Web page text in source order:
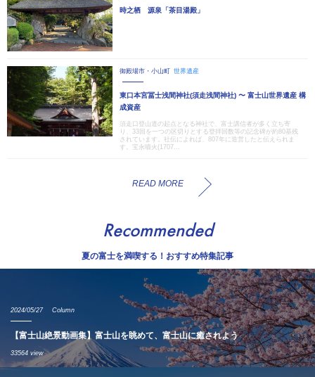
時之栖 源泉「茶目湯殿」
御殿場市・小山町 世界遺産
東口本宮冨士浅間神社(須走浅間神社) 〜 富士山世界遺産 構
成資産
須走口登山道の起点となる神社で、富士講信者が多く立ち寄
り、33回を一つの区切りとする登拝回数等の記念碑が約80基残
されています。社伝によれば、807年に造営したと伝えられま
す。宝永噴火(1707...
READ MORE
Recommended
夏の富士を満喫する！おすすめ特集記事
2024/05/27 Column
【富士山絶景動画集】富士山を眺めて、富士山に癒されよう
33564 view